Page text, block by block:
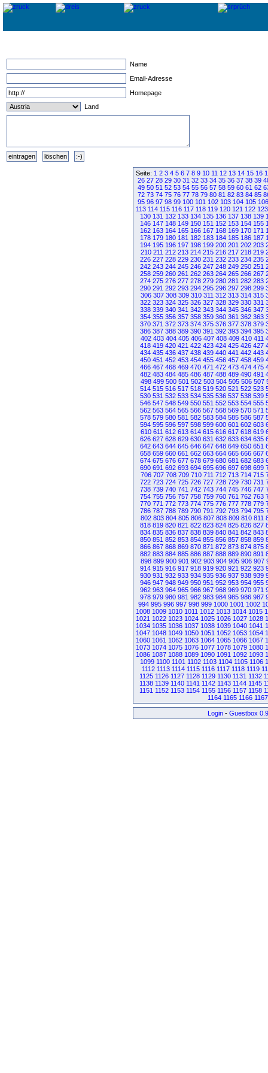
Name
Email-Adresse
Homepage
Land
Seite: 1 2 3 4 5 6 7 8 9 10 11 12 13 14 15 16
26 27 28 29 30 31 32 33 34 35 36 37 38 39
49 50 51 52 53 54 55 56 57 58 59 60 61 62
72 73 74 75 76 77 78 79 80 81 82 83 84 85
95 96 97 98 99 100 101 102 103 104 105 106
113 114 115 116 117 118 119 120 121 122 123
130 131 132 133 134 135 136 137 138 139
146 147 148 149 150 151 152 153 154 155
162 163 164 165 166 167 168 169 170 171
178 179 180 181 182 183 184 185 186 187
194 195 196 197 198 199 200 201 202 203
210 211 212 213 214 215 216 217 218 219
226 227 228 229 230 231 232 233 234 235
242 243 244 245 246 247 248 249 250 251
258 259 260 261 262 263 264 265 266 267
274 275 276 277 278 279 280 281 282 283
290 291 292 293 294 295 296 297 298 299
306 307 308 309 310 311 312 313 314 315
322 323 324 325 326 327 328 329 330 331
338 339 340 341 342 343 344 345 346 347
354 355 356 357 358 359 360 361 362 363
370 371 372 373 374 375 376 377 378 379
386 387 388 389 390 391 392 393 394 395
402 403 404 405 406 407 408 409 410 411
418 419 420 421 422 423 424 425 426 427
434 435 436 437 438 439 440 441 442 443
450 451 452 453 454 455 456 457 458 459
466 467 468 469 470 471 472 473 474 475
482 483 484 485 486 487 488 489 490 491
498 499 500 501 502 503 504 505 506 507
514 515 516 517 518 519 520 521 522 523
530 531 532 533 534 535 536 537 538 539
546 547 548 549 550 551 552 553 554 555
562 563 564 565 566 567 568 569 570 571
578 579 580 581 582 583 584 585 586 587
594 595 596 597 598 599 600 601 602 603
610 611 612 613 614 615 616 617 618 619
626 627 628 629 630 631 632 633 634 635
642 643 644 645 646 647 648 649 650 651
658 659 660 661 662 663 664 665 666 667
674 675 676 677 678 679 680 681 682 683
690 691 692 693 694 695 696 697 698 699
706 707 708 709 710 711 712 713 714 715
722 723 724 725 726 727 728 729 730 731
738 739 740 741 742 743 744 745 746 747
754 755 756 757 758 759 760 761 762 763
770 771 772 773 774 775 776 777 778 779
786 787 788 789 790 791 792 793 794 795
802 803 804 805 806 807 808 809 810 811
818 819 820 821 822 823 824 825 826 827
834 835 836 837 838 839 840 841 842 843
850 851 852 853 854 855 856 857 858 859
866 867 868 869 870 871 872 873 874 875
882 883 884 885 886 887 888 889 890 891
898 899 900 901 902 903 904 905 906 907
914 915 916 917 918 919 920 921 922 923
930 931 932 933 934 935 936 937 938 939
946 947 948 949 950 951 952 953 954 955
962 963 964 965 966 967 968 969 970 971
978 979 980 981 982 983 984 985 986 987
994 995 996 997 998 999 1000 1001 1002
1008 1009 1010 1011 1012 1013 1014 1015
1021 1022 1023 1024 1025 1026 1027 1028
1034 1035 1036 1037 1038 1039 1040 1041
1047 1048 1049 1050 1051 1052 1053 1054
1060 1061 1062 1063 1064 1065 1066 1067
1073 1074 1075 1076 1077 1078 1079 1080
1086 1087 1088 1089 1090 1091 1092 1093
1099 1100 1101 1102 1103 1104 1105 1106
1112 1113 1114 1115 1116 1117 1118 1119
1125 1126 1127 1128 1129 1130 1131 1132
1138 1139 1140 1141 1142 1143 1144 1145
1151 1152 1153 1154 1155 1156 1157 1158
1164 1165 1166 1167
Login- Guestbox